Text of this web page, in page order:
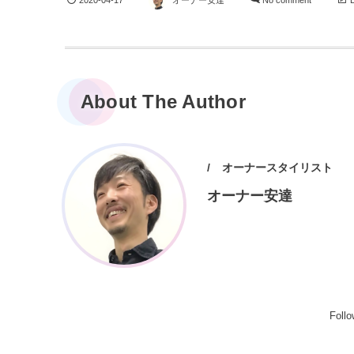
About The Author
オーナースタイリスト
オーナー安達